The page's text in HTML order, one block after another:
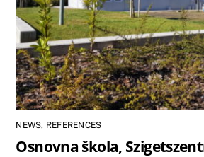
NEWS, REFERENCES
Osnovna škola,